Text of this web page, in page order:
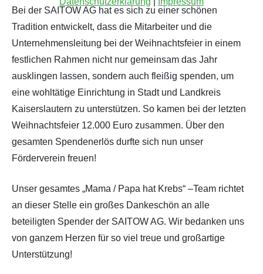
Bei der SAITOW AG hat es sich zu einer schönen
Tradition entwickelt, dass die Mitarbeiter und die
Unternehmensleitung bei der Weihnachtsfeier in einem
festlichen Rahmen nicht nur gemeinsam das Jahr
ausklingen lassen, sondern auch fleißig spenden, um
eine wohltätige Einrichtung in Stadt und Landkreis
Kaiserslautern zu unterstützen. So kamen bei der letzten
Weihnachtsfeier 12.000 Euro zusammen. Über den
gesamten Spendenerlös durfte sich nun unser
Förderverein freuen!
Unser gesamtes „Mama / Papa hat Krebs“ –Team richtet
an dieser Stelle ein großes Dankeschön an alle
beteiligten Spender der SAITOW AG. Wir bedanken uns
von ganzem Herzen für so viel treue und großartige
Unterstützung!